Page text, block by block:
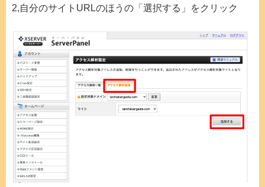
2,自分のサイトURLのほうの「選択する」をクリック